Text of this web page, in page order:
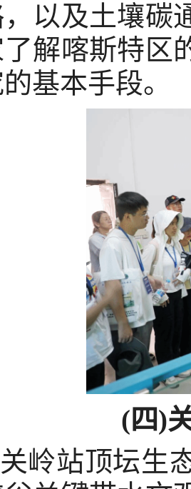
以及土壤碳
解喀斯特区
基本手段。
(四)
岭站顶坛生